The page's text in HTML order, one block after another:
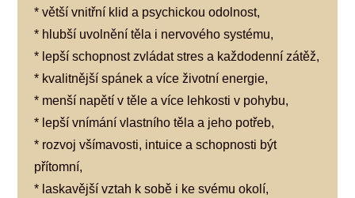
* větší vnitřní klid a psychickou odolnost,
* hlubší uvolnění těla i nervového systému,
* lepší schopnost zvládat stres a každodenní zátěž,
* kvalitnější spánek a více životní energie,
* menší napětí v těle a více lehkosti v pohybu,
* lepší vnímání vlastního těla a jeho potřeb,
* rozvoj všímavosti, intuice a schopnosti být
přítomní,
* laskavější vztah k sobě i ke svému okolí,